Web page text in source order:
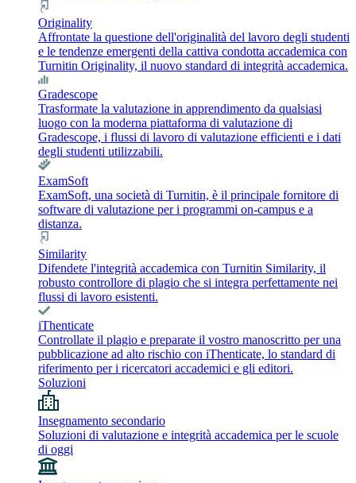
Originality
Affrontate la questione dell'originalità del lavoro degli studenti
e le tendenze emergenti della cattiva condotta accademica con
Turnitin Originality, il nuovo standard di integrità accademica.
Gradescope
Trasformate la valutazione in apprendimento da qualsiasi
luogo con la moderna piattaforma di valutazione di
Gradescope, i flussi di lavoro di valutazione efficienti e i dati
degli studenti utilizzabili.
ExamSoft
ExamSoft, una società di Turnitin, è il principale fornitore di
software di valutazione per i programmi on-campus e a
distanza.
Similarity
Difendete l'integrità accademica con Turnitin Similarity, il
robusto controllore di plagio che si integra perfettamente nei
flussi di lavoro esistenti.
iThenticate
Controllate il plagio e preparate il vostro manoscritto per una
pubblicazione ad alto rischio con iThenticate, lo standard di
riferimento per i ricercatori accademici e gli editori.
Soluzioni
Insegnamento secondario
Soluzioni di valutazione e integrità accademica per le scuole
di oggi